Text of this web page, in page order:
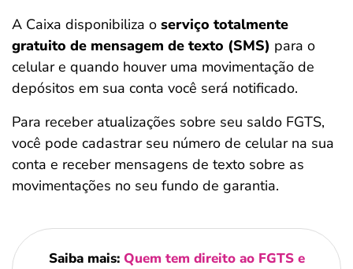
A Caixa disponibiliza o serviço totalmente
gratuito de mensagem de texto (SMS) para o
celular e quando houver uma movimentação de
depósitos em sua conta você será notificado.
Para receber atualizações sobre seu saldo FGTS,
você pode cadastrar seu número de celular na sua
conta e receber mensagens de texto sobre as
movimentações no seu fundo de garantia.
Saiba mais: Quem tem direito ao FGTS e